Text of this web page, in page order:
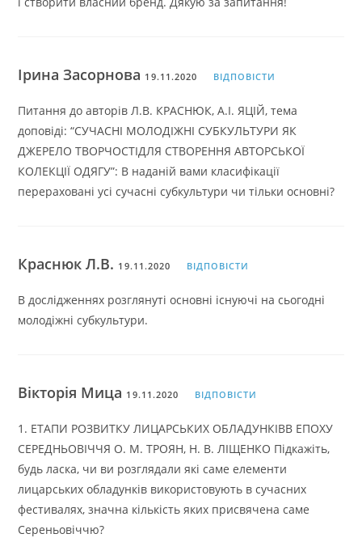
Ірина Засорнова 19.11.2020 ВІДПОВІСТИ
Питання до авторів Л.В. КРАСНЮК, А.І. ЯЦІЙ, тема
доповіді: “СУЧАСНІ МОЛОДІЖНІ СУБКУЛЬТУРИ ЯК
ДЖЕРЕЛО ТВОРЧОСТІДЛЯ СТВОРЕННЯ АВТОРСЬКОЇ
КОЛЕКЦІЇ ОДЯГУ”: В наданій вами класифікації
перераховані усі сучасні субкультури чи тільки основні?
Краснюк Л.В. 19.11.2020 ВІДПОВІСТИ
В дослідженнях розглянуті основні існуючі на сьогодні
молодіжні субкультури.
Вікторія Мица 19.11.2020 ВІДПОВІСТИ
1. ЕТАПИ РОЗВИТКУ ЛИЦАРСЬКИХ ОБЛАДУНКІВВ ЕПОХУ
СЕРЕДНЬОВІЧЧЯ О. М. ТРОЯН, Н. В. ЛІЩЕНКО Підкажіть,
будь ласка, чи ви розглядали які саме елементи
лицарських обладунків використовують в сучасних
фестивалях, значна кількість яких присвячена саме
Сереньовіччю?